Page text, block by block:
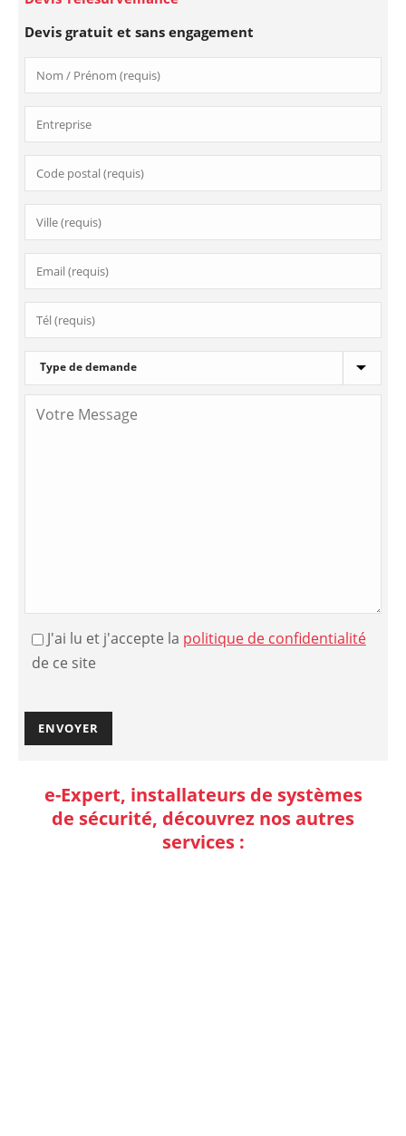
Devis gratuit et sans engagement
J'ai lu et j'accepte la politique de confidentialité
de ce site
e-Expert, installateurs de systèmes
de sécurité, découvrez nos autres
services :